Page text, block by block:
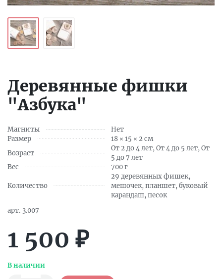
Деревянные фишки
"Азбука"
Магниты
Нет
Размер
18 × 15 × 2 см
Возраст
От 2 до 4 лет, От 4 до 5 лет, От
5 до 7 лет
Вес
700 г
Количество
29 деревянных фишек,
мешочек, планшет, буковый
карандаш, песок
арт. 3.007
1 500 ₽
В наличии